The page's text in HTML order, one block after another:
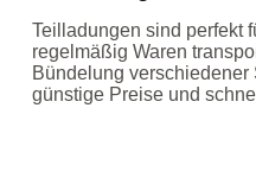
Teilladungen sind perfekt
regelmäßig Waren
Bündelung
günstige Preise und